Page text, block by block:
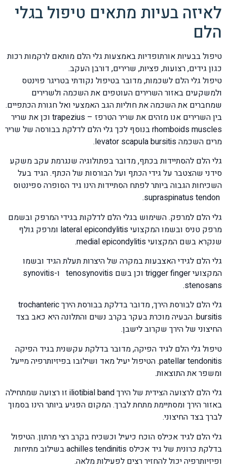
לאיזה בעיות מתאים טיפול בגלי
הלם
טיפול בבעיות אורתופדיות באמצעות גלי הלם מותאם לרקמות רכות
כגון גידים, רצועות, פציות, שרירים, דורבן העקב.
טיפול גלי הלם לשכמות, מדובר בטיפול נקודתי בטריגר פוינטס
ולמשקעים באזור השרירים העוטפים את השכמה ולשרירים
שמחברים את השכמה את חוליות הגב האמצעי ואל חגורת הכתפיים.
בין השרירים אנו מזהים את שריר הטרפז – trapezius וכן את שריר
rhomboids muscles בנוסף לכך גלי הלם לדלקת בבורסה של שריר
מרים השכמה levator scapula bursitis.
גלי הלם להסתיידות בכתף, מדובר בפתולוגיה שנגרמת עקב משקע
סידני שהצטבר על גידי הכתף ועל הבורסות של הכתף. הגיד בעל
השכיחות הגבוה ביותר לפתח הסתיידות הינו גיד הסופרה ספינטוס
גלי הלם למרפק. השימוש בגלי הלם לדלקות בגידי המרפק ובשמם
מרפק טניס ובשמו המקצועי lateral epicondylitis ומרפק גולף
שנקרא בשם המקצועי medial epicondylitis.
גלי הלם לגידי האצבעות במקרה של היצרות תעלת הגיד ובשמו
המקצועי trigger finger וכן בשם tenosynovitis ו-synovitis
stenosans.
גלי הלם לבורסת הירך, מדובר בדלקת בבורסת הירך trochanteric
bursitis. הבעיה מוכרת בעקר בקרב נשים והתלונה היא כאב בצד
החיצוני של הירך שקרוב לישבן.
טיפול גלי הלם לגיד הפיקה, מדובר בדלקת עקשנית בגיד הפיקה
patellar tendonitis. הטיפול יעיל מאד ושילובו בפיזיותרפיה מייעל
ומשפר את התוצאות.
גלי הלם לרצועה הצידית של הירך iliotibial band זו רצועה שמתחילה
באזור הירך ומסתיימת מתחת לברך. המקום הפגיע ביותר הינו בסמוך
לברך בצד החיצוני.
גלי הלם לגיד אכילס הוכח כיעיל וכשכיח בקרב רצי מרתון. הטיפול
בדלקת כרונית של גיד אכילס achilles tendinitis בשילוב מתיחות
ופיזיותרפיה יכול להחזיר רצים לפעילות מלאה.